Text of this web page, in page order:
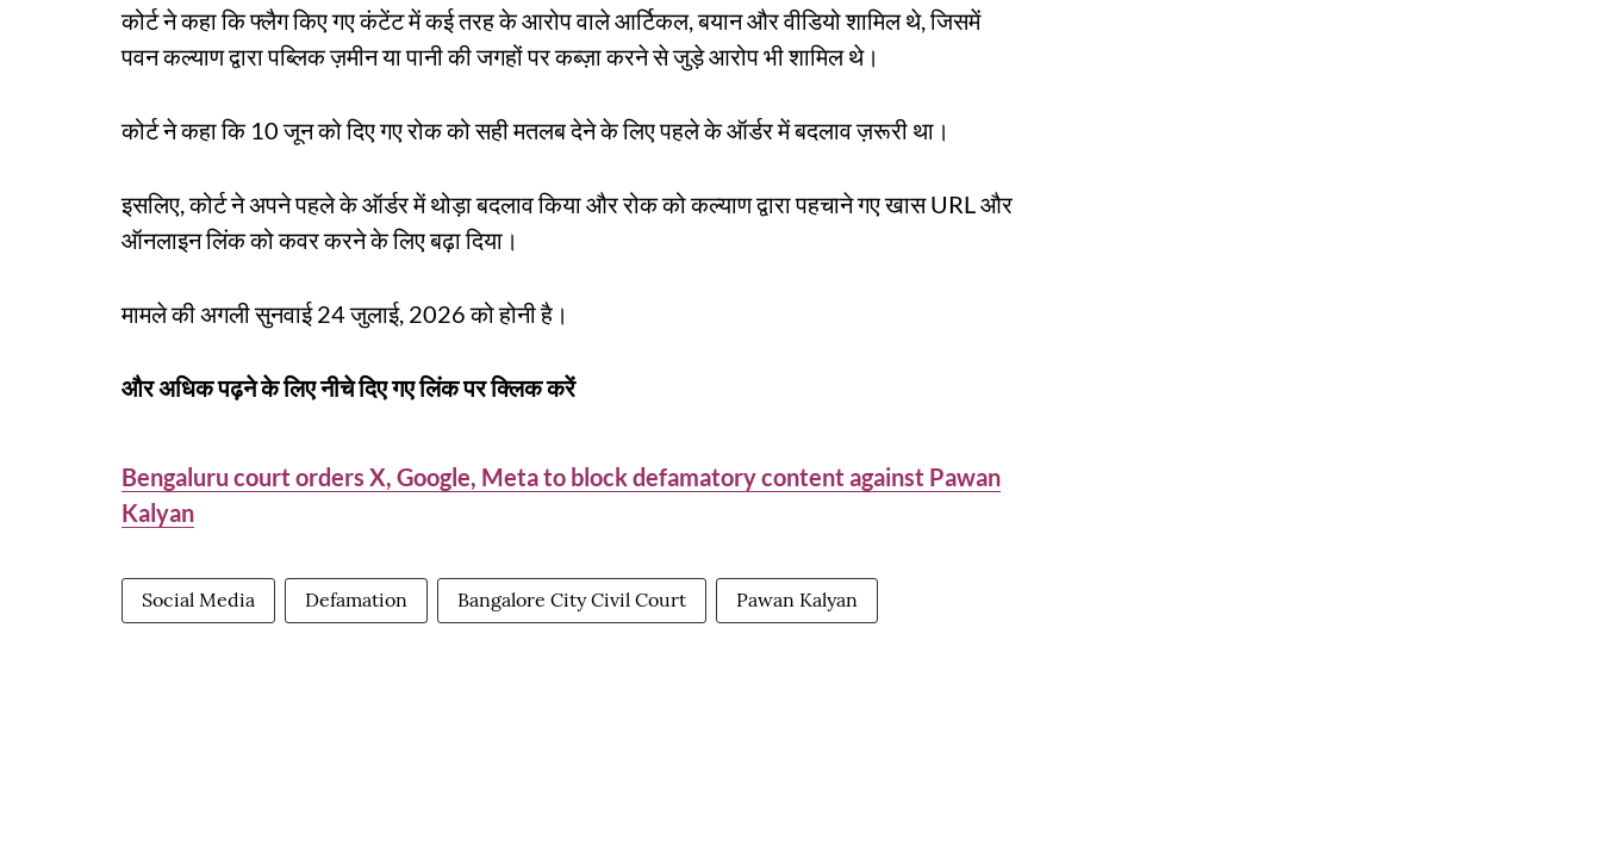
कोर्ट ने कहा कि फ्लैग किए गए कंटेंट में कई तरह के आरोप वाले आर्टिकल, बयान और वीडियो शामिल थे, जिसमें
पवन कल्याण द्वारा पब्लिक ज़मीन या पानी की जगहों पर कब्ज़ा करने से जुड़े आरोप भी शामिल थे।
कोर्ट ने कहा कि 10 जून को दिए गए रोक को सही मतलब देने के लिए पहले के ऑर्डर में बदलाव ज़रूरी था।
इसलिए, कोर्ट ने अपने पहले के ऑर्डर में थोड़ा बदलाव किया और रोक को कल्याण द्वारा पहचाने गए खास URL और
ऑनलाइन लिंक को कवर करने के लिए बढ़ा दिया।
मामले की अगली सुनवाई 24 जुलाई, 2026 को होनी है।
और अधिक पढ़ने के लिए नीचे दिए गए लिंक पर क्लिक करें
Bengaluru court orders X, Google, Meta to block defamatory content against Pawan
Kalyan
Social Media Defamation Bangalore City Civil Court Pawan Kalyan